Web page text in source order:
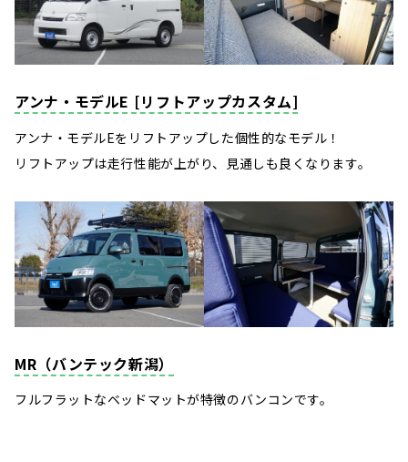
アンナ・モデルE [リフトアップカスタム]
アンナ・モデルEをリフトアップした個性的なモデル！
リフトアップは走行性能が上がり、見通しも良くなります。
MR（バンテック新潟）
フルフラットなベッドマットが特徴のバンコンです。